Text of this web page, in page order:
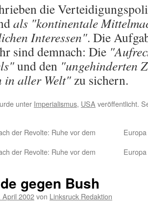
die
als "kontinentale
Interessen". Die
sind demnach: Die
und den "ungehinderten
in aller Welt"zu sichern.
unter Imperialismus, USA veröffentlicht.
der Revolte: Ruhe vor dem
der Revolte: Ruhe vor dem
gegen Bush
April 2002von Linksruck Redaktion